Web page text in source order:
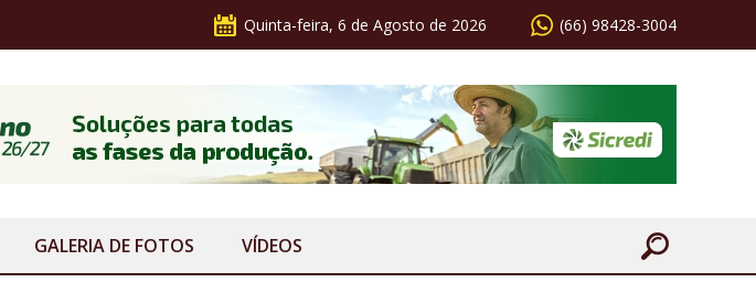
Quinta-feira, 6 de Agosto de 2026 (66) 98428-3004
GALERIA DE FOTOS VÍDEOS